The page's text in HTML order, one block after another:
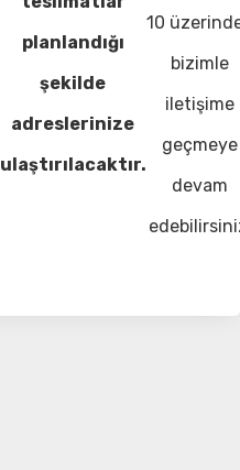
planlandığı
şekilde
adreslerinize
ulaştırılacaktır.
10
bizimle
iletişime
geçmeye
devam